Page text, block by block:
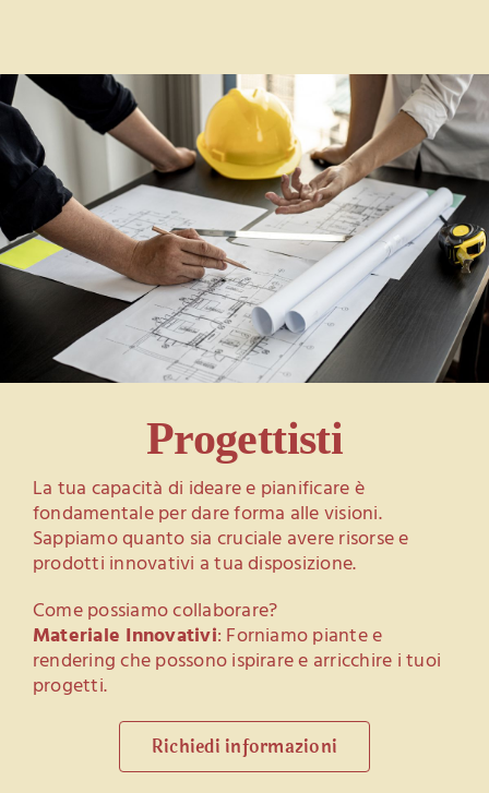
Progettisti
La tua capacità di ideare e pianificare è
fondamentale per dare forma alle visioni.
Sappiamo quanto sia cruciale avere risorse e
prodotti innovativi a tua disposizione.
Come possiamo collaborare?
Materiale Innovativi: Forniamo piante e
rendering che possono ispirare e arricchire i tuoi
progetti.
Richiedi informazioni